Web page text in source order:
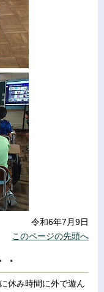
令和6年7月9日
このページの先頭へ
休み時間に外で遊ん